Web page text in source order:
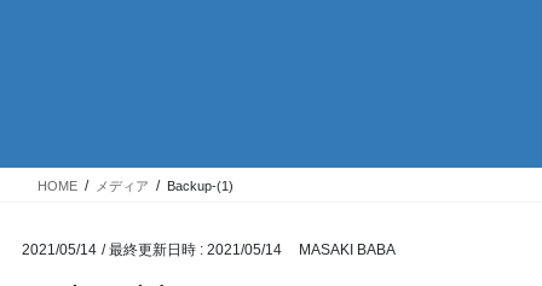
HOME メディア Backup-(1)
2021/05/14 / 最終更新日時 : 2021/05/14 MASAKI BABA